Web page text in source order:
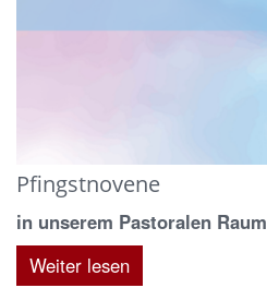
Pfingstnovene
in unserem Pastoralen Raum
Weiter lesen